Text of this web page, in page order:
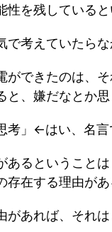
性を残している
で考えていたら
ができたのは、
と、嫌だなとか
考」←はい、名
あるということは
存在する理由があ
があれば、それ